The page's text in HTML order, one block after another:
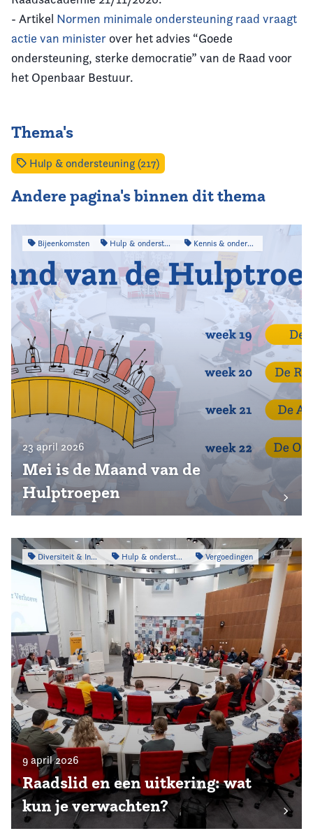
- Artikel Normen minimale ondersteuning raad vraagt
actie van minister over het advies “Goede
ondersteuning, sterke democratie” van de Raad voor
het Openbaar Bestuur.
Thema's
Hulp & ondersteuning (217)
Andere pagina's binnen dit thema
Bijeenkomsten Hulp & ondersteuning Kennis & onderzoek
23 april 2026
Mei is de Maand van de
Hulptroepen
Diversiteit & Inclusiviteit Hulp & ondersteuning Vergoedingen
9 april 2026
Raadslid en een uitkering: wat
kun je verwachten?